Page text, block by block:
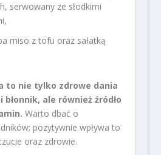
serwowany ze słodkimi
miso z tofu oraz sałatką
to nie tylko zdrowe dania
błonnik, ale również źródło
Warto dbać o
pozytywnie wpływa to
oraz zdrowie.